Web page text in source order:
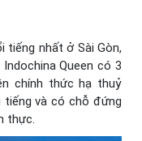
tiếng nhất ở Sài Gòn,
Queen có 3
chính thức hạ thuỷ
tiếng và có chỗ đứng
thực.